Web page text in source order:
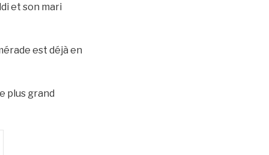
et son mari
est déjà en
plus grand